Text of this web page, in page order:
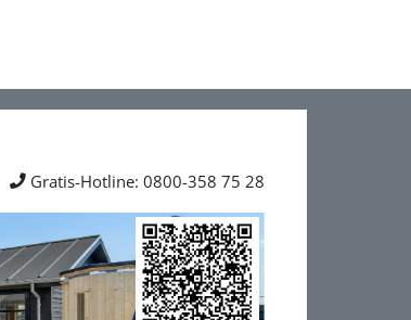
Gratis-Hotline: 0800-358 75 28